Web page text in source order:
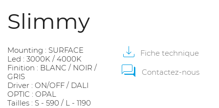
Slimmy
Mounting : SURFACE
Led : 3000K / 4000K
Finition : BLANC / NOIR /
GRIS
Driver : ON/OFF / DALI
OPTIC : OPAL
Tailles : S - 590 / L - 1190
Fiche technique
Contactez-nous